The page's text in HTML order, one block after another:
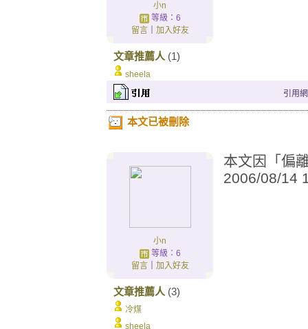
小n
等級：6
留言｜ 加入好友
文章推薦人 (1)
sheela
引用
本文已被刪除
小n
等級：6
留言｜ 加入好友
文章推薦人 (3)
冷煤
sheela
本文因「偏
2006/08/14